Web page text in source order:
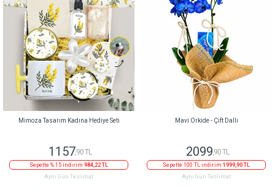
Mimoza Tasarım Kadına Hediye Seti
1157,90 TL
Sepette % 15 indirim 984,22 TL
Aynı Gün Teslimat
Mavi Orkide - Çift Dallı
2099,90 TL
Sepette 100 TL indirim 1999,90 TL
Aynı Gün Teslimat